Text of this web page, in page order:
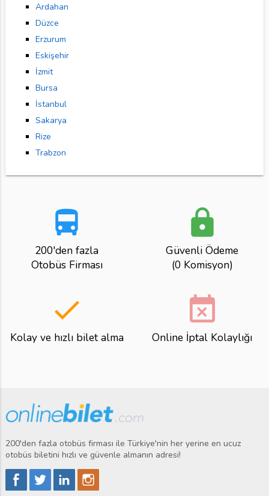
Ardahan
Düzce
Erzurum
Eskişehir
İzmit
Bursa
İstanbul
Sakarya
Rize
Trabzon
directions_bus
200'den fazla
Otobüs Firması
lock
Güvenli Ödeme
(0 Komisyon)
done
Kolay ve hızlı bilet alma
event_busy
Online İptal Kolaylığı
200'den fazla otobüs firması ile Türkiye'nin her yerine en ucuz
otobüs biletini hızlı ve güvenle almanın adresi!